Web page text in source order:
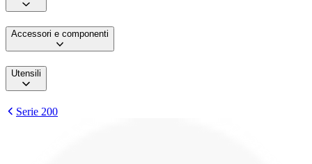
Accessori e componenti
Utensili
Serie 200